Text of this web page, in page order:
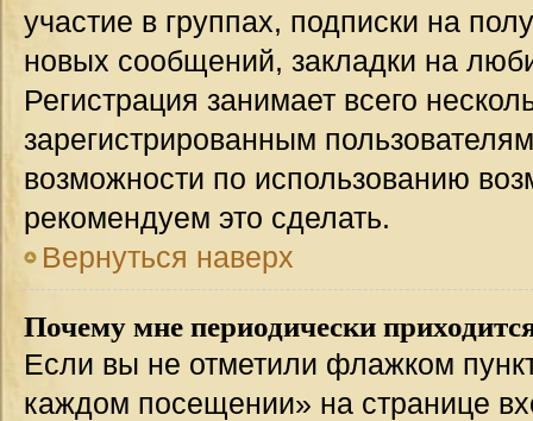
участие в группах, подписки на
новых сообщений, закладки на
Регистрация занимает всего
зарегистрированным
возможности по использованию
рекомендуем это сделать.
Вернуться наверх
Почему мне периодически
Если вы не отметили флажком
каждом посещении» на странице